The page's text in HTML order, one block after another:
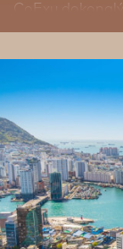
CoExu
moderního,